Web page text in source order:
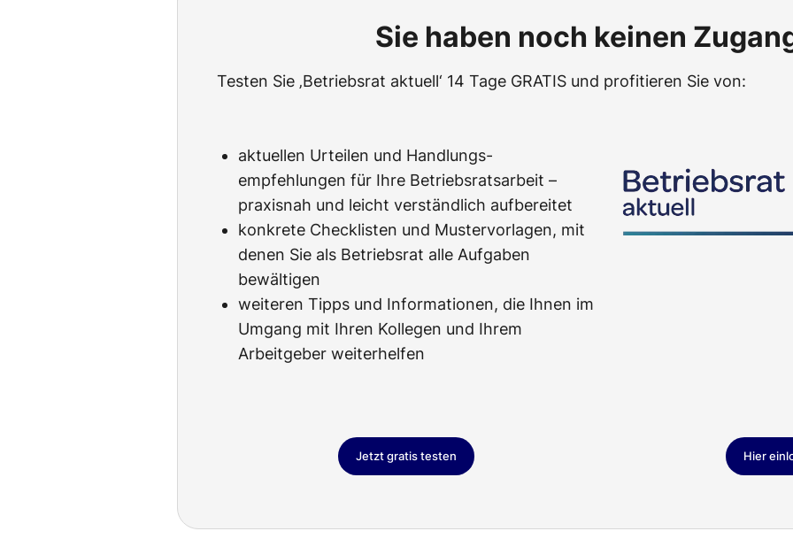
Sie haben noch keinen
Testen Sie ‚Betriebsrat aktuell‘ 14 Tage GRATIS und profitieren Sie von:
aktuellen Urteilen und Handlungs-
empfehlungen für Ihre Betriebsratsarbeit –
praxisnah und leicht verständlich aufbereitet
konkrete Checklisten und Mustervorlagen, mit
denen Sie als Betriebsrat alle Aufgaben
bewältigen
weiteren Tipps und Informationen, die Ihnen im
Umgang mit Ihren Kollegen und Ihrem
Arbeitgeber weiterhelfen
Jetzt gratis testen Hier